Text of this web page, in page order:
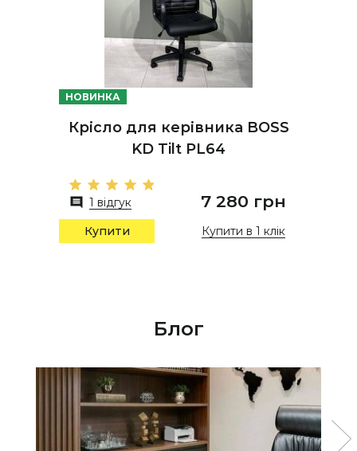
НОВИНКА
Крісло для керівника BOSS
KD Tilt PL64
1 відгук 7 280 грн
Купити Купити в 1 клік
Блог